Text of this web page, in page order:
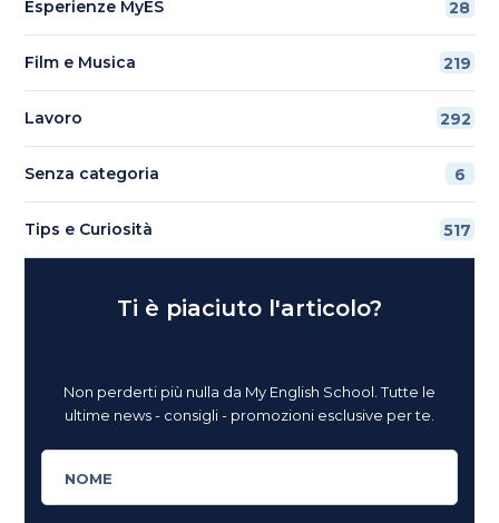
Esperienze MyES 28
Film e Musica 219
Lavoro 292
Senza categoria 6
Tips e Curiosità 517
Ti è piaciuto l'articolo?
Non perderti più nulla da My English School. Tutte le
ultime news - consigli - promozioni esclusive per te.